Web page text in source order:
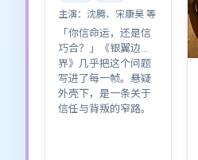
主演： 沈腾、宋康昊 等
「你信命运，还是信
巧合？」《银翼边
界》几乎把这个问题
写进了每一帧。悬疑
外壳下，是一条关于
信任与背叛的窄路。